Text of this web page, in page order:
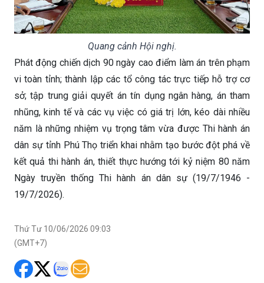
Quang cảnh Hội nghị.
Phát động chiến dịch 90 ngày cao điểm làm án trên phạm
vi toàn tỉnh; thành lập các tổ công tác trực tiếp hỗ trợ cơ
sở; tập trung giải quyết án tín dụng ngân hàng, án tham
nhũng, kinh tế và các vụ việc có giá trị lớn, kéo dài nhiều
năm là những nhiệm vụ trọng tâm vừa được Thi hành án
dân sự tỉnh Phú Thọ triển khai nhằm tạo bước đột phá về
kết quả thi hành án, thiết thực hướng tới kỷ niệm 80 năm
Ngày truyền thống Thi hành án dân sự (19/7/1946 -
19/7/2026).
Thứ Tư 10/06/2026 09:03
(GMT+7)